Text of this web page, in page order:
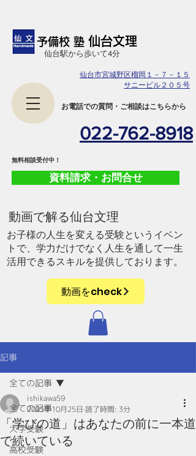
予備校 塾 仙台文理
022-762-8918
資料請求・お問合せ
​お電話での質問・ご相談はこちらから
​仙台駅から歩いて4分
​無料相談受付中！
仙台市宮城野区榴岡１－７－１５
サニービル２０５号
​動画で解る仙台文理
お子様の人生を変える受験というイベン
トで、学力だけでなく人生を通して一生
活用できるスキルを提供しております。
動画をcheck
記事
全ての記事
大学受験
高校受験
全ての記事
「学びの道」はあなたの前に一本道
で続いている
ishikawa59
2025年10月25日 読了時間: 3分